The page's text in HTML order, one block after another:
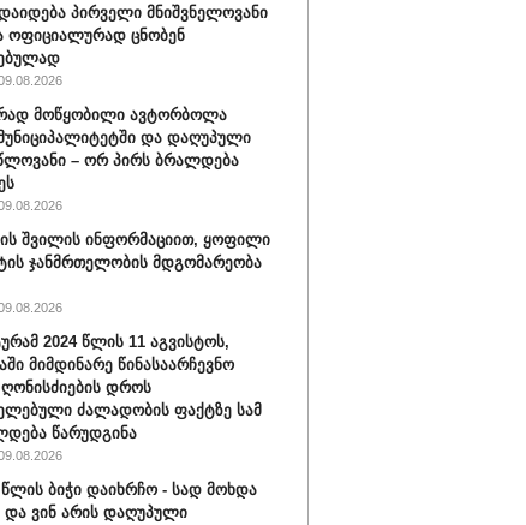
პირველი მნიშვნელოვანი
ოფიციალურად ცნობენ
მოწყობილი ავტორბოლა
და დაღუპული
– ორ პირს ბრალდება
შვილის ინფორმაციით, ყოფილი
ჯანმრთელობის მდგომარეობა
2024 წლის 11 აგვისტოს,
მიმდინარე წინასაარჩევნო
ღონისძიების დროს
ძალადობის ფაქტზე სამ
წარუდგინა
წლის ბიჭი დაიხრჩო - სად მოხდა
და ვინ არის დაღუპული